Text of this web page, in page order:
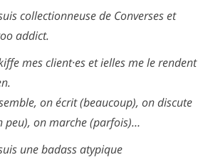
collectionneuse de Converses et
addict.
mes client·es et ielles me le rendent
on écrit (beaucoup), on discute
peu), on marche (parfois)…
une badass atypique